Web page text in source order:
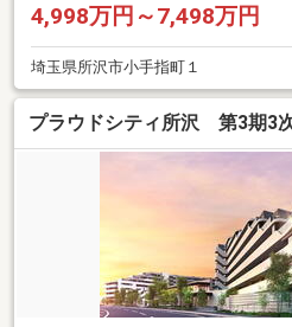
4,998万円～7,498万円
埼玉県所沢市小手指町１
プラウドシティ所沢 第3期3